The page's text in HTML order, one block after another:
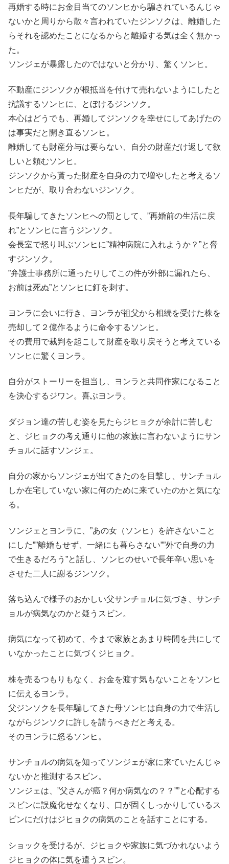
再婚する時にお金目当てのソンヒから騙されているんじゃ
ないかと周りから散々言われていたジンソクは、離婚した
らそれを認めたことになるからと離婚する気は全く無かっ
た。
ソンジェが暴露したのではないと分かり、驚くソンヒ。
不動産にジンソクが根抵当を付けて売れないようにしたと
抗議するソンヒに、とぼけるジンソク。
本心はどうでも、再婚してジンソクを幸せにしてあげたの
は事実だと開き直るソンヒ。
離婚しても財産分与は要らない、自分の財産だけ返して欲
しいと頼むソンヒ。
ジンソクから貰った財産を自身の力で増やしたと考えるソ
ンヒだが、取り合わないジンソク。
長年騙してきたソンヒへの罰として、”再婚前の生活に戻
れ”とソンヒに言うジンソク。
会長室で怒り叫ぶソンヒに”精神病院に入れようか？”と脅
すジンソク。
”弁護士事務所に通ったりしてこの件が外部に漏れたら、
お前は死ぬ”とソンヒに釘を刺す。
ヨンラに会いに行き、ヨンラが祖父から相続を受けた株を
売却して２億作るように命令するソンヒ。
その費用で裁判を起こして財産を取り戻そうと考えている
ソンヒに驚くヨンラ。
自分がストーリーを担当し、ヨンラと共同作家になること
を決心するジワン。喜ぶヨンラ。
ダジョン達の苦しむ姿を見たらジヒョクが余計に苦しむ
と、ジヒョクの考え通りに他の家族に言わないようにサン
チョルに話すソンジェ。
自分の家からソンジェが出てきたのを目撃し、サンチョル
しか在宅していない家に何のために来ていたのかと気にな
る。
ソンジェとヨンラに、”あの女（ソンヒ）を許さないこと
にした””離婚もせず、一緒にも暮らさない””外で自身の力
で生きるだろう”と話し、ソンヒのせいで長年辛い思いを
させた二人に謝るジンソク。
落ち込んで様子のおかしい父サンチョルに気づき、サンチ
ョルが病気なのかと疑うスビン。
病気になって初めて、今まで家族とあまり時間を共にして
いなかったことに気づくジヒョク。
株を売るつもりもなく、お金を渡す気もないことをソンヒ
に伝えるヨンラ。
父ジンソクを長年騙してきた母ソンヒは自身の力で生活し
ながらジンソクに許しを請うべきだと考える。
そのヨンラに怒るソンヒ。
サンチョルの病気を知ってソンジェが家に来ていたんじゃ
ないかと推測するスビン。
ソンジェは、”父さんが癌？何か病気なの？？””と心配する
スビンに誤魔化せなくなり、口が固くしっかりしているス
ビンにだけはジヒョクの病気のことを話すことにする。
ショックを受けるが、ジヒョクや家族に気づかれないよう
ジヒョクの体に気を遣うスビン。